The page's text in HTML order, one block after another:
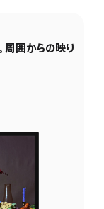
周囲からの映り